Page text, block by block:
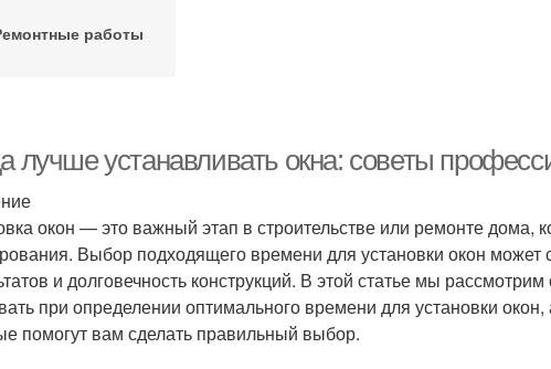
работы
лучше устанавливать окна: советы
окон — это важный этап в строительстве или ремонте дома,
Выбор подходящего времени для установки окон может
и долговечность конструкций. В этой статье мы
при определении оптимального времени для установки
помогут вам сделать правильный выбор.